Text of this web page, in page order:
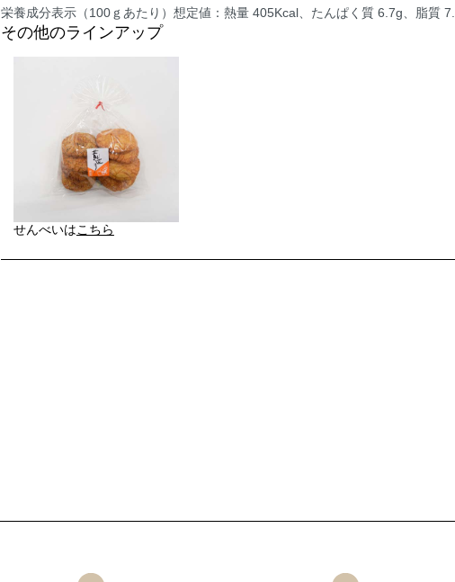
栄養成分表示（100ｇあたり）想定値：熱量 405Kcal、たんぱく質 6.7g、脂質
その他のラインアップ
せんべいはこちら